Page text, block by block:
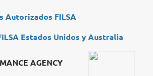
Autorizados FILSA
Estados Unidos y Australia
AGENCY